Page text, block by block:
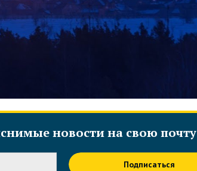
новости на свою почту
Подписаться